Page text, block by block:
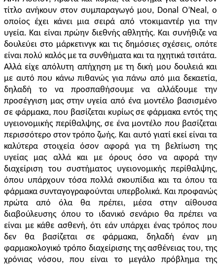
τίτλο ανήκουν στον συμπαραγωγό μου, Donal O’Neal, ο
οποίος έχει κάνει μια σειρά από ντοκιμαντέρ για την
υγεία. Και είναι πρώην διεθνής αθλητής. Και συνήθιζε να
δουλεύει στο μάρκετινγκ και τις δημόσιες σχέσεις, οπότε
είναι πολύ καλός με τα συνθήματα και τα ηχητικά τσιτάτα.
Αλλά είχε απόλυτη απήχηση με τη δική μου δουλειά και
με αυτό που κάνω πιθανώς για πάνω από μια δεκαετία,
δηλαδή το να προσπαθήσουμε να αλλάξουμε την
προσέγγιση μας στην υγεία από ένα μοντέλο βασισμένο
σε φάρμακα, που βασίζεται κυρίως σε φάρμακα εντός της
υγειονομικής περίθαλψης, σε ένα μοντέλο που βασίζεται
περισσότερο στον τρόπο ζωής. Και αυτό γιατί εκεί είναι τα
καλύτερα στοιχεία όσον αφορά για τη βελτίωση της
υγείας μας αλλά και με όρους όσο να αφορά την
διαχείριση του συστήματος υγειονομικής περίθαλψης,
όπου υπάρχουν τόσα πολλά σκουπίδια και τα όπου τα
φάρμακα συνταγογραφούνται υπερβολικά. Και προφανώς
πρώτα από όλα θα πρέπει, μέσα στην αίθουσα
διαβούλευσης όπου το ιδανικό σενάριο θα πρέπει να
είναι με κάθε ασθενή, ότι εάν υπάρχει ένας τρόπος που
δεν θα βασίζεται σε φάρμακα, δηλαδή έναν μη
φαρμακολογικό τρόπο διαχείρισης της ασθένειας του, της
χρόνιας νόσου, που είναι το μεγάλο πρόβλημα της